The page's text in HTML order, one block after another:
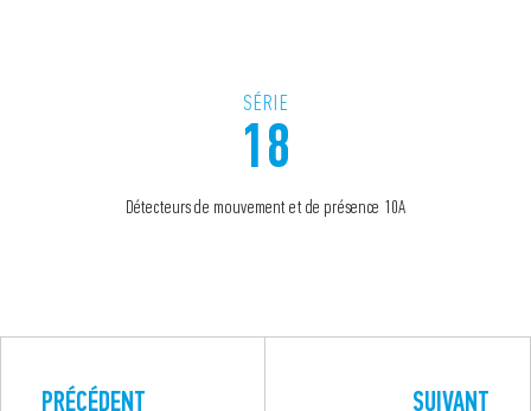
SÉRIE
18
Détecteurs de mouvement et de présence 10A
PRÉCÉDENT SUIVANT